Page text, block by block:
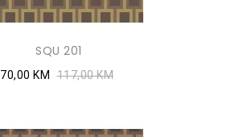
SQU 201
70,00 KM 117,00 KM